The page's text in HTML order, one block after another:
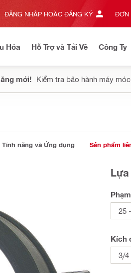
ĐĂNG NHẬP HOẶC ĐĂNG KÝ ĐƠN
Hóa Hỗ Trợ và Tải Về Công Ty
mới! Kiểm tra bảo hành máy
Tính năng và Ứng dụng Sản phẩm
25
Kích
3/4